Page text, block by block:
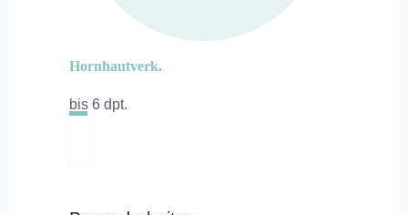
Hornhautverk.
bis 6 dpt.